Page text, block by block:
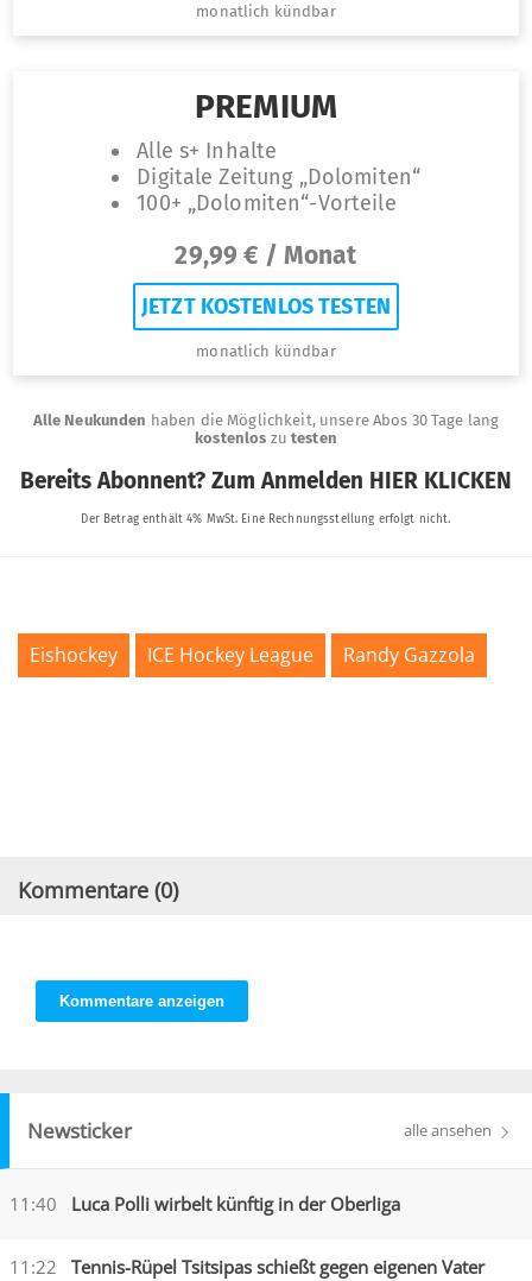
Eishockey ICE Hockey League Randy Gazzola
Kommentare (0)
Kommentare anzeigen
Newsticker alle ansehen
11:40 Luca Polli wirbelt künftig in der Oberliga
11:22 Tennis-Rüpel Tsitsipas schießt gegen eigenen Vater